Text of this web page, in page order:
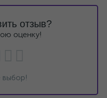
отзыв?
оценку!
выбор!